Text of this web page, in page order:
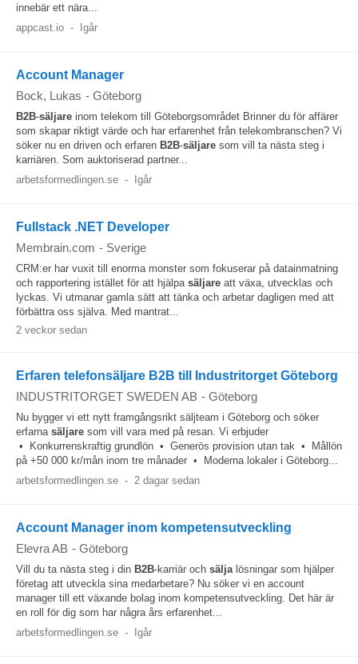
innebär ett nära...
appcast.io - Igår
Account Manager
Bock, Lukas - Göteborg
B2B-säljare inom telekom till Göteborgsområdet Brinner du för affärer
som skapar riktigt värde och har erfarenhet från telekombranschen? Vi
söker nu en driven och erfaren B2B-säljare som vill ta nästa steg i
karriären. Som auktoriserad partner...
arbetsformedlingen.se - Igår
Fullstack .NET Developer
Membrain.com - Sverige
CRM:er har vuxit till enorma monster som fokuserar på datainmatning
och rapportering istället för att hjälpa säljare att växa, utvecklas och
lyckas. Vi utmanar gamla sätt att tänka och arbetar dagligen med att
förbättra oss själva. Med mantrat...
2 veckor sedan
Erfaren telefonsäljare B2B till Industritorget Göteborg
INDUSTRITORGET SWEDEN AB - Göteborg
Nu bygger vi ett nytt framgångsrikt säljteam i Göteborg och söker
erfarna säljare som vill vara med på resan. Vi erbjuder
• Konkurrenskraftig grundlön • Generös provision utan tak • Mållön
på +50 000 kr/mån inom tre månader • Moderna lokaler i Göteborg...
arbetsformedlingen.se - 2 dagar sedan
Account Manager inom kompetensutveckling
Elevra AB - Göteborg
Vill du ta nästa steg i din B2B-karriär och säljalösningar som hjälper
företag att utveckla sina medarbetare? Nu söker vi en account
manager till ett växande bolag inom kompetensutveckling. Det här är
en roll för dig som har några års erfarenhet...
arbetsformedlingen.se - Igår